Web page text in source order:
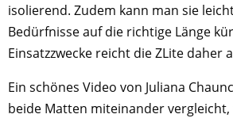
isolierend. Zudem kann man sie
Bedürfnisse auf die richtige Länge
Einsatzzwecke reicht die ZLite daher
Ein schönes Video von Juliana
beide Matten miteinander